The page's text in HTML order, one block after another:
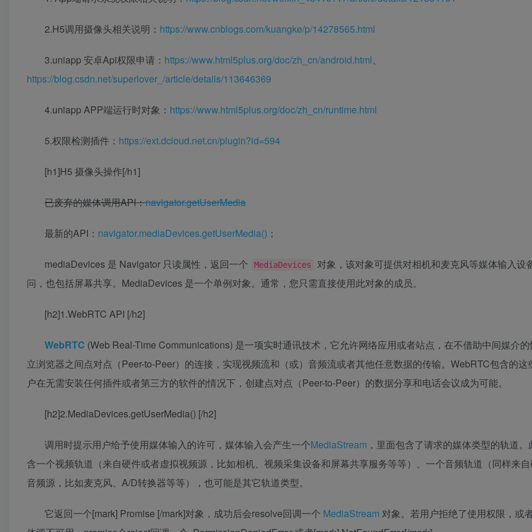
2.H5调用摄像头相关说明： https://www.cnblogs.com/kuangke/p/14278565.html
3.uniapp 安卓Api权限申请： https://www.html5plus.org/doc/zh_cn/android.html、
https://blog.csdn.net/superlover_/article/details/113646369
4.uniapp APP端运行时对象： https://www.html5plus.org/doc/zh_cn/runtime.html
5.权限检测插件： https://ext.dcloud.net.cn/plugin?id=594
[h1]H5 摄像头操作[/h1]
已废弃的媒体调用API：navigator.getUserMedia
最新的API： navigator.mediaDevices.getUserMedia() ；
mediaDevices 是 Navigator 只读属性，返回一个 MediaDevices
对象，该对象可提供对相机和麦克风等媒体输入设
问，也包括屏幕共享。MediaDevices 是一个单例对象。通常，您只需直接使用此对象的成员。
[h2]1.WebRTC API [/h2]
WebRTC (Web Real-Time Communications) 是一项实时通讯技术，它允许网络应用或者站点，在不借助中间媒介
立浏览器之间点对点 （Peer-to-Peer）的连接，实现视频流和（或）音频流或者其他任意数据的传输。WebRTC包含的这
户在无需安装任何插件或者第三方的软件的情况下，创建点对点 （Peer-to-Peer）的数据分享和电话会议成为可能。
[h2]2.MediaDevices.getUserMedia() [/h2]
调用时提示用户给予使用媒体输入的许可，媒体输入会产生一个MediaStream ，里面包含了请求的媒体类型的轨道
含一个视频轨道（来自硬件或者虚拟视频源，比如相机、视频采集设备和屏幕共享服务等等）、一个音频轨道（同样来
音频源，比如麦克风、A/D转换器等等），也可能是其它轨道类型。
它返回一个[mark] Promise [/mark]对象，成功后会resolve回调一个 MediaStream 对象。若用户拒绝了使用权限，或